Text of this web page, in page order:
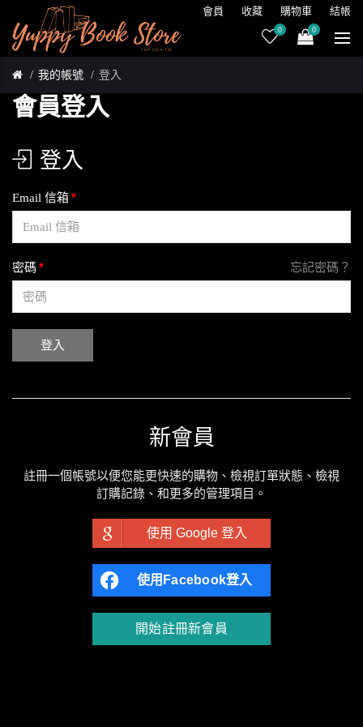
會員 收藏 購物車 結帳
0 0
我的帳號 登入
會員登入
登入
Email 信箱
密碼 忘記密碼？
新會員
註冊一個帳號以便您能更快速的購物、檢視訂單狀態、檢視
訂購記錄、和更多的管理項目。
使用 Google 登入
使用Facebook登入
開始註冊新會員